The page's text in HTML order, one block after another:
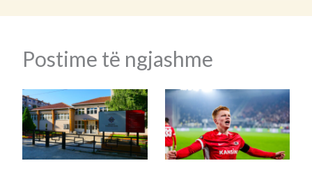
Postime të ngjashme